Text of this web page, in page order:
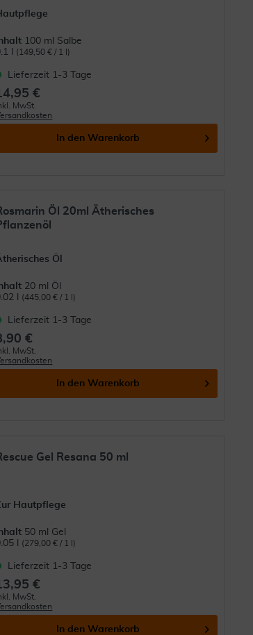
100 ml Salbe
l
(149,50 € / 1 l)
Lieferzeit 1-3 Tage
€
MwSt.
In den Warenkorb
Öl 20ml Ätherisches
Öl
20 ml Öl
l
(445,00 € / 1 l)
Lieferzeit 1-3 Tage
€
MwSt.
In den Warenkorb
Gel Resana 50 ml
Hautpflege
50 ml Gel
l
(279,00 € / 1 l)
Lieferzeit 1-3 Tage
€
MwSt.
In den Warenkorb